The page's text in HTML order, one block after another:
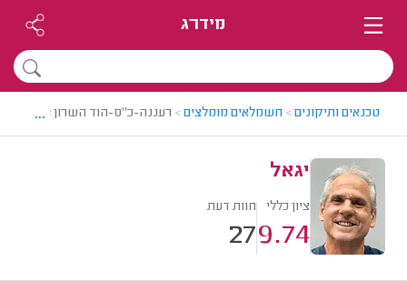
מידרג
טכנאים ותיקונים> חשמלאים מומלצים> רעננה-כ"ס-הוד השרון >...
יגאל
ציון כללי
9.74
חוות דעת
27